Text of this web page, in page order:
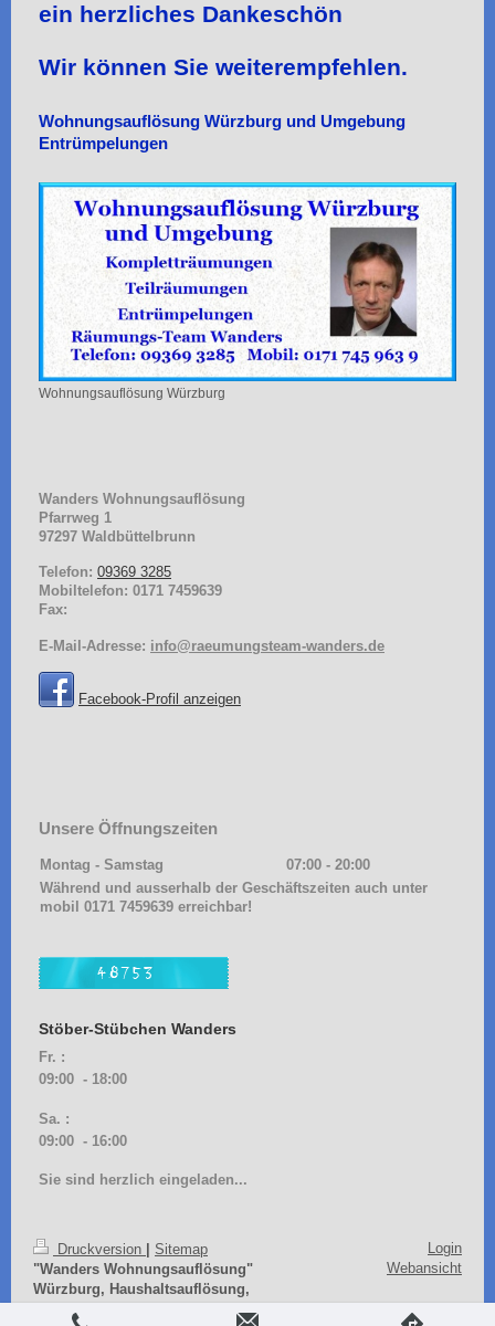
ein herzliches Dankeschön
Wir können Sie weiterempfehlen.
Wohnungsauflösung Würzburg und Umgebung
Entrümpelungen
Wohnungsauflösung Würzburg
Wanders Wohnungsauflösung
Pfarrweg 1
97297 Waldbüttelbrunn
Telefon: 09369 3285
Mobiltelefon: 0171 7459639
Fax:
E-Mail-Adresse: info@raeumungsteam-wanders.de
Facebook-Profil anzeigen
Unsere Öffnungszeiten
Montag - Samstag 07:00 - 20:00
Während und ausserhalb der Geschäftszeiten auch unter
mobil 0171 7459639 erreichbar!
Stöber-Stübchen Wanders
Fr. :
09:00 - 18:00
Sa. :
09:00 - 16:00
Sie sind herzlich eingeladen...
Druckversion
Sitemap
"Wanders Wohnungsauflösung"
Würzburg, Haushaltsauflösung,
Entrümpelung, Messieräumung
Login
Webansicht